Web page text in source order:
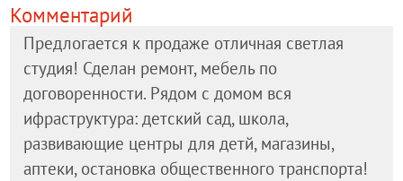
Комментарий
Предлогается к продаже отличная светлая
студия! Сделан ремонт, мебель по
договоренности. Рядом с домом вся
ифраструктура: детский сад, школа,
развивающие центры для детй, магазины,
аптеки, остановка общественного транспорта!